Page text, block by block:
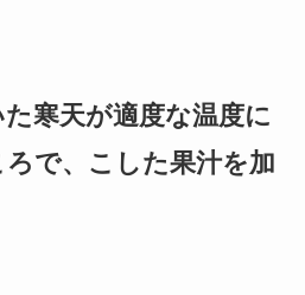
寒天が適度な温度に
で、こした果汁を加